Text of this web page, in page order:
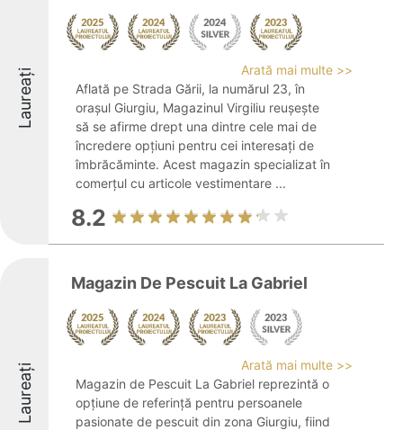
Laureați
Arată mai multe >>
Aflată pe Strada Gării, la numărul 23, în
orașul Giurgiu, Magazinul Virgiliu reușește
să se afirme drept una dintre cele mai de
încredere opțiuni pentru cei interesați de
îmbrăcăminte. Acest magazin specializat în
comerțul cu articole vestimentare ...
8.2
Laureați
Magazin De Pescuit La Gabriel
Arată mai multe >>
Magazin de Pescuit La Gabriel reprezintă o
opțiune de referință pentru persoanele
pasionate de pescuit din zona Giurgiu, fiind